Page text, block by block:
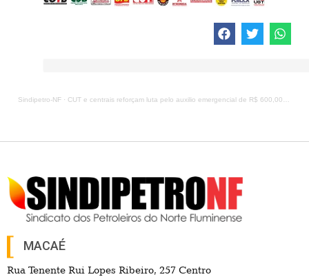
Sindipetro-NF · CUT e centrais reforçam luta pelo auxilio emergencial de R$ 600,00 até dezembro
MACAÉ
Rua Tenente Rui Lopes Ribeiro, 257 Centro